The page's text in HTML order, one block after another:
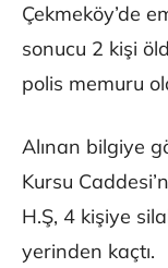
Çekmeköy’de
sonucu 2 kişi
polis memuru
Alınan bilgiye
Kursu
H.Ş, 4 kişiye
yerinden kaçtı.